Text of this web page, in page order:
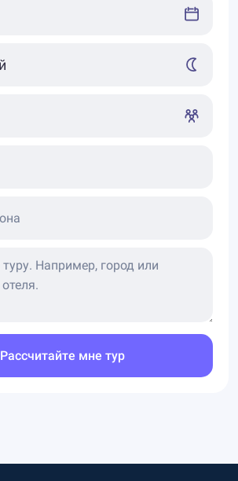
Рассчитайте мне тур